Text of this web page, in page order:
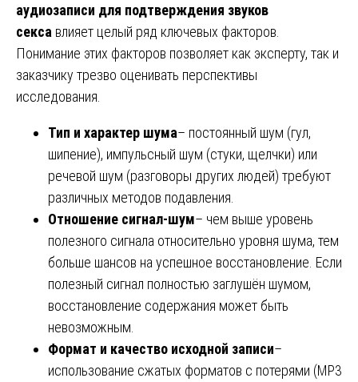
аудиозаписи для подтверждения звуков
секса влияет целый ряд ключевых факторов.
Понимание этих факторов позволяет как эксперту, так и
заказчику трезво оценивать перспективы
исследования.
Тип и характер шума– постоянный шум (гул,
шипение), импульсный шум (стуки, щелчки) или
речевой шум (разговоры других людей) требуют
различных методов подавления.
Отношение сигнал-шум– чем выше уровень
полезного сигнала относительно уровня шума, тем
больше шансов на успешное восстановление. Если
полезный сигнал полностью заглушён шумом,
восстановление содержания может быть
невозможным.
Формат и качество исходной записи–
использование сжатых форматов с потерями (MP3